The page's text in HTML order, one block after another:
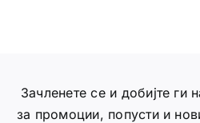
Зачленете се и добијте ги
за промоции, попусти и